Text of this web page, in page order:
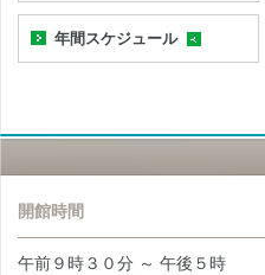
年間スケジュール
開館時間
午前９時３０分 ～ 午後５時